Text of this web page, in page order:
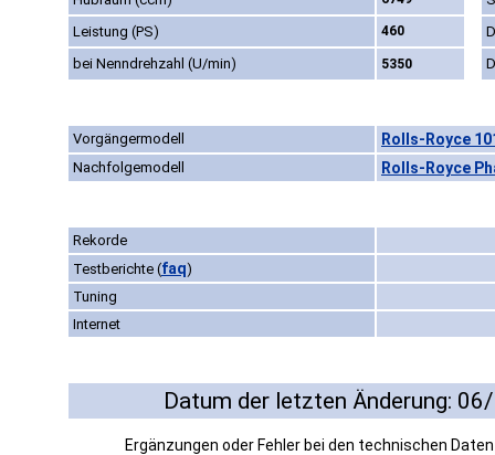
Leistung (PS)
460
bei Nenndrehzahl (U/min)
5350
Vorgängermodell Rolls-Royce
Nachfolgemodell Rolls-Royce
Rekorde
Testberichte (faq)
Tuning
Internet
Datum der letzten Änderung:
Ergänzungen oder Fehler bei den technischen